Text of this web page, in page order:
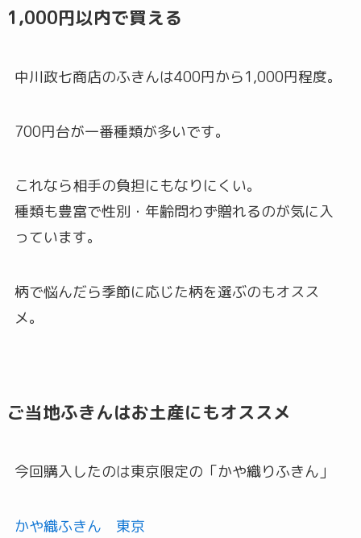
1,000円以内で買える
中川政七商店のふきんは400円から1,000円程度。
700円台が一番種類が多いです。
これなら相手の負担にもなりにくい。
種類も豊富で性別・年齢問わず贈れるのが気に入
っています。
柄で悩んだら季節に応じた柄を選ぶのもオスス
メ。
ご当地ふきんはお土産にもオススメ
今回購入したのは東京限定の「かや織りふきん」
かや織ふきん 東京